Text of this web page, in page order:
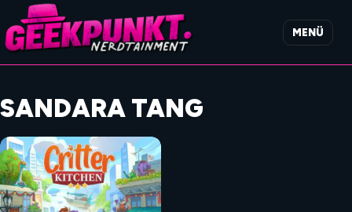
MENÜ
SANDARA TANG